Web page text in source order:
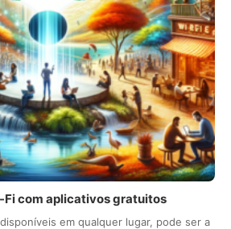
Fi com aplicativos gratuitos
em qualquer lugar, pode ser a